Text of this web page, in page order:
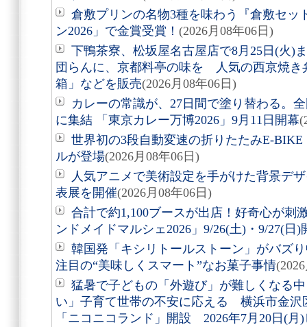
倉敷プリンの名物3種を味わう『倉敷セッ
ン2026」で金賞受賞！ (2026月08年06日)
下鴨茶寮、松坂屋名古屋店で8月25日(火)
団らんに、京都料亭の味を 人気の西京焼き
箱」などを販売(2026月08年06日)
カレーの常識が、27日間で塗り替わる。
に集結 「東京カレー万博2026」9月11日開幕
世界初の3段自動変速の折りたたみE-
ルが登場(2026月08年06日)
人気アニメで美術設定を手がけた背景デ
表展を開催(2026月08年06日)
合計で約1,100ブースが出店！好奇心が
ンドメイドマルシェ2026」9/26(土)・9/27(日)
韓国発「キシリトールストーン」がバズ
注目の“美味しくスマート”なお菓子事情
猛暑で子どもの「外遊び」が難しくなる
い」子育て世帯の不安に応える 横浜市金沢
「ニコニコランド」開設 2026年7月20日(